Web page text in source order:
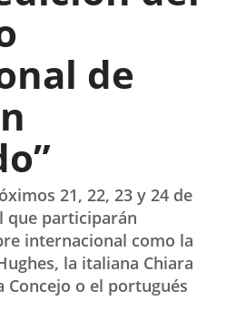
de
21, 22, 23 y 24 de
que participarán
internacional como la
la italiana Chiara
Concejo o el portugués